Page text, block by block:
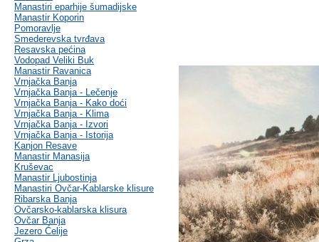
Manastiri eparhije šumadijske
Manastir Koporin
Pomoravlje
Smederevska tvrđava
Resavska pećina
Vodopad Veliki Buk
Manastir Ravanica
Vrnjačka Banja
Vrnjačka Banja - Lečenje
Vrnjačka Banja - Kako doći
Vrnjačka Banja - Klima
Vrnjačka Banja - Izvori
Vrnjačka Banja - Istorija
Kanjon Resave
Manastir Manasija
Kruševac
Manastir Ljubostinja
Manastiri Ovčar-Kablarske klisure
Ribarska Banja
Ovčarsko-kablarska klisura
Ovčar Banja
Jezero Ćelije